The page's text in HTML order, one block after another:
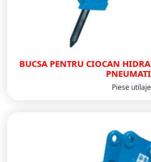
BUCSA PENTRU CIOCAN
Piese utilaje